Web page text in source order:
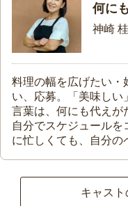
何に
神崎
料理の幅を広げたい・
い、応募。「美味しい
言葉は、何にも代えが
自分でスケジュール
に忙しくても、自分の
キャスト